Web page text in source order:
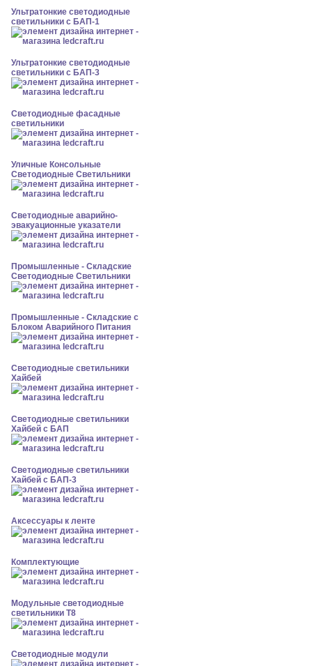
Ультратонкие светодиодные
светильники с БАП-1
Ультратонкие светодиодные
светильники с БАП-3
Светодиодные фасадные
светильники
Уличные Консольные
Светодиодные Светильники
Светодиодные аварийно-
эвакуационные указатели
Промышленные - Складские
Светодиодные Светильники
Промышленные - Складские с
Блоком Аварийного Питания
Светодиодные светильники
Хайбей
Светодиодные светильники
Хайбей с БАП
Светодиодные светильники
Хайбей с БАП-3
Аксессуары к ленте
Комплектующие
Модульные светодиодные
светильники Т8
Светодиодные модули